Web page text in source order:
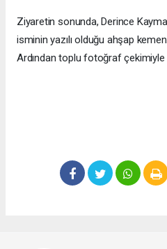
Ziyaretin sonunda, Derince
isminin yazılı olduğu ahşap
Ardından toplu fotoğraf